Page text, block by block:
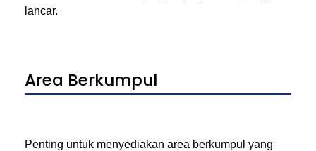
lancar.
Area Berkumpul
Penting untuk menyediakan area berkumpul yang